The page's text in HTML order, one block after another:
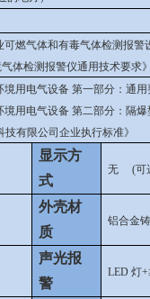
可燃气体和有毒气体检测报警
体检测报警仪通用技术要求
境用电气设备 第一部分：通
境用电气设备 第二部分：隔爆
技有限公司企业执行标准》
显示方
式
无 (可
外壳材
质
铝合金
声光报
警
LED 灯